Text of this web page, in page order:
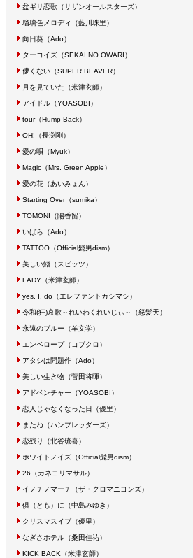
盆ギリ恋歌（サザンオールスターズ）
瑠璃色メロディ （藍川珠里）
向日葵（Ado）
ターコイズ（SEKAI NO OWARI）
儚くない（SUPER BEAVER）
月を見ていた （米津玄師）
アイドル（YOASOBI）
tour（Hump Back）
OH! （長渕剛 ）
愛の唄 （Myuk）
Magic（Mrs. Green Apple）
愛の花（あいみょん）
Starting Over（sumika）
TOMONI （陽香留）
いばら （Ado）
TATTOO（Official髭男dism）
美しい鰭（スピッツ）
LADY（米津玄師）
yes. I. do（エレファントカシマシ）
令和(狂)哀歌～れいわくれいじぃ～ （怒髪天）
永遠のブルー （羊文学）
エンベロープ（コブクロ ）
アタシは問題作（Ado）
美しい生き物（菅田将暉）
アドベンチャー （YOASOBI）
恋人じゃなくなった日 （優里）
またね （ハンブレッダーズ）
恋残り （北谷琉喜）
ホワイトノイズ（Official髭男dism）
26 （カネヨリマサル）
イノチノマーチ（ザ・クロマニヨンズ）
倶（とも）に （中島みゆき ）
クリスマスイブ（優里）
なぎさホテル（桑田佳祐）
KICK BACK （米津玄師）